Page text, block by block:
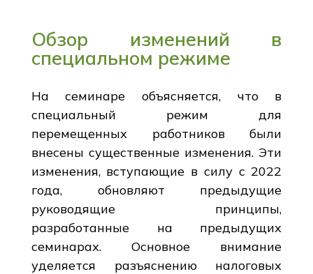
Обзор изменений в
специальном режиме
На семинаре объясняется, что в
специальный режим для
перемещенных работников были
внесены существенные изменения. Эти
изменения, вступающие в силу с 2022
года, обновляют предыдущие
руководящие принципы,
разработанные на предыдущих
семинарах. Основное внимание
уделяется разъяснению налоговых